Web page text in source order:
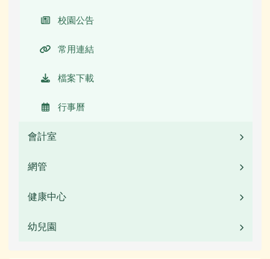
活動相簿
榮譽榜
校園影音
檔案下載
圖書館數位資源館
常用連結
活動相簿
榮譽榜
校園影音
行事曆
校園公告
常用連結
檔案下載
行事曆
會計室
校園公告
網管
校園公告
活動相簿
健康中心
校園公告
幼兒園